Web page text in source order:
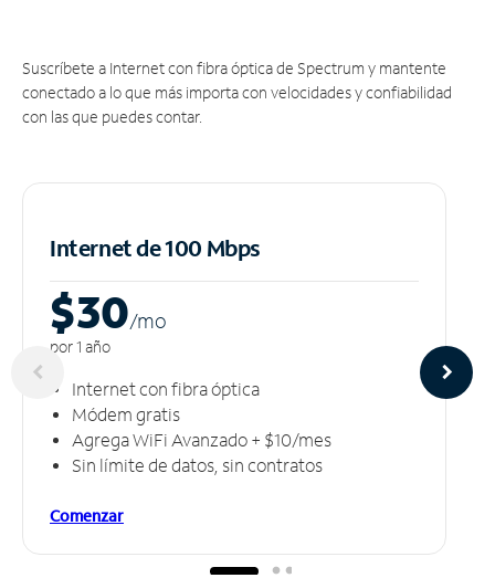
Suscríbete a Internet con fibra óptica de Spectrum y mantente
conectado a lo que más importa con velocidades y confiabilidad
con las que puedes contar.
Internet de 100 Mbps
$30/mo
por 1 año
Internet con fibra óptica
Módem gratis
Agrega WiFi Avanzado + $10/mes
Sin límite de datos, sin contratos
Comenzar